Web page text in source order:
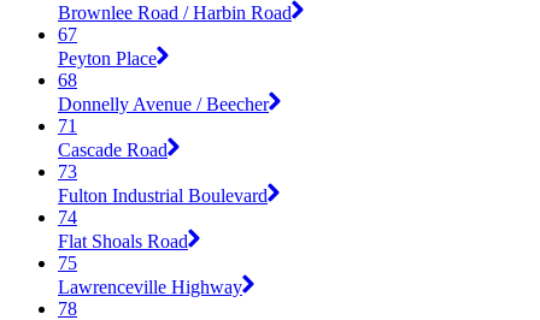
Brownlee Road / Harbin Road
67
Peyton Place
68
Donnelly Avenue / Beecher
71
Cascade Road
73
Fulton Industrial Boulevard
74
Flat Shoals Road
75
Lawrenceville Highway
78